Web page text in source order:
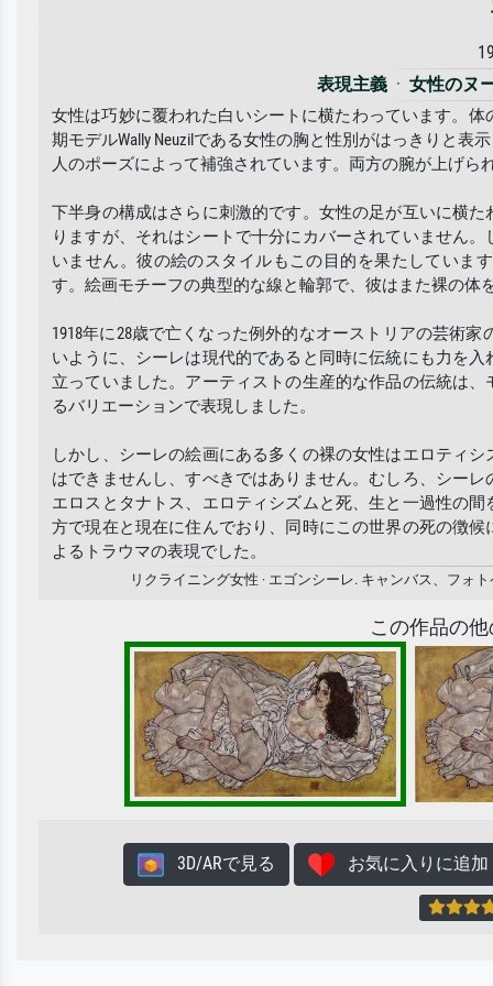
表現主義 · 女性のヌ
女性は巧妙に覆われた白いシートに横たわっています。体
期モデルWally Neuzilである女性の胸と性別がはっきりと
人のポーズによって補強されています。両方の腕が上げ
下半身の構成はさらに刺激的です。女性の足が互いに横
りますが、それはシートで十分にカバーされていません
いません。彼の絵のスタイルもこの目的を果たしていま
す。絵画モチーフの典型的な線と輪郭で、彼はまた裸の体
1918年に28歳で亡くなった例外的なオーストリアの芸術
いように、シーレは現代的であると同時に伝統にも力を
立っていました。アーティストの生産的な作品の伝統は
るバリエーションで表現しました。
しかし、シーレの絵画にある多くの裸の女性はエロティ
はできませんし、すべきではありません。むしろ、シー
エロスとタナトス、エロティシズムと死、生と一過性の
方で現在と現在に住んでおり、同時にこの世界の死の徴
よるトラウマの表現でした。
リクライニング女性 · エゴンシーレ. キャンバス、フォ
この作品の
3D/ARで見る お気に入りに追加